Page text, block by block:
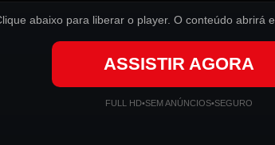
abaixo para liberar o player. O conteúdo abrirá
ASSISTIR AGORA
FULL HD•SEM ANÚNCIOS•SEGURO